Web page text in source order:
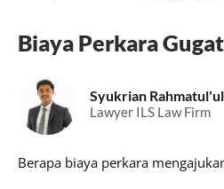
Biaya Perkara
Syukrian
Lawyer ILS Law Firm
Berapa biaya perkara